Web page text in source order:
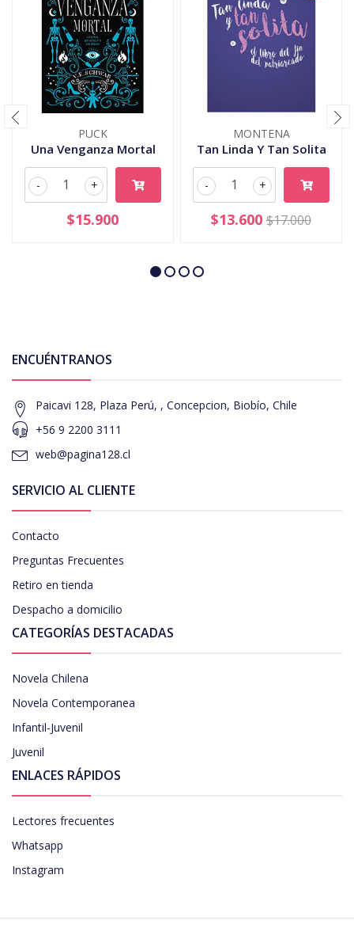
PUCK
Una Venganza Mortal
+
-
$15.900
MONTENA
Tan Linda Y Tan Solita
+
-
$13.600 $17.000
ENCUÉNTRANOS
Paicavi 128, Plaza Perú, , Concepcion, Biobío, Chile
+56 9 2200 3111
web@pagina128.cl
SERVICIO AL CLIENTE
Contacto
Preguntas Frecuentes
Retiro en tienda
Despacho a domicilio
CATEGORÍAS DESTACADAS
Novela Chilena
Novela Contemporanea
Infantil-Juvenil
Juvenil
ENLACES RÁPIDOS
Lectores frecuentes
Whatsapp
Instagram